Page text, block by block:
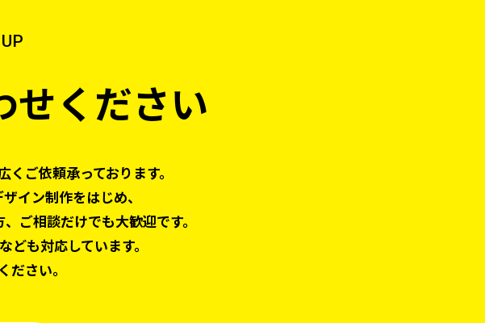
せください
くご依頼承っております。
ザイン制作をはじめ、
ご相談だけでも大歓迎です。
ども対応しています。
ださい。